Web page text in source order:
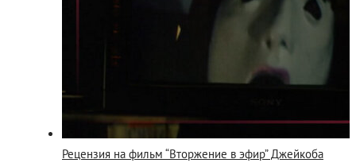
Рецензия на фильм “Вторжение в эфир” Джейкоба